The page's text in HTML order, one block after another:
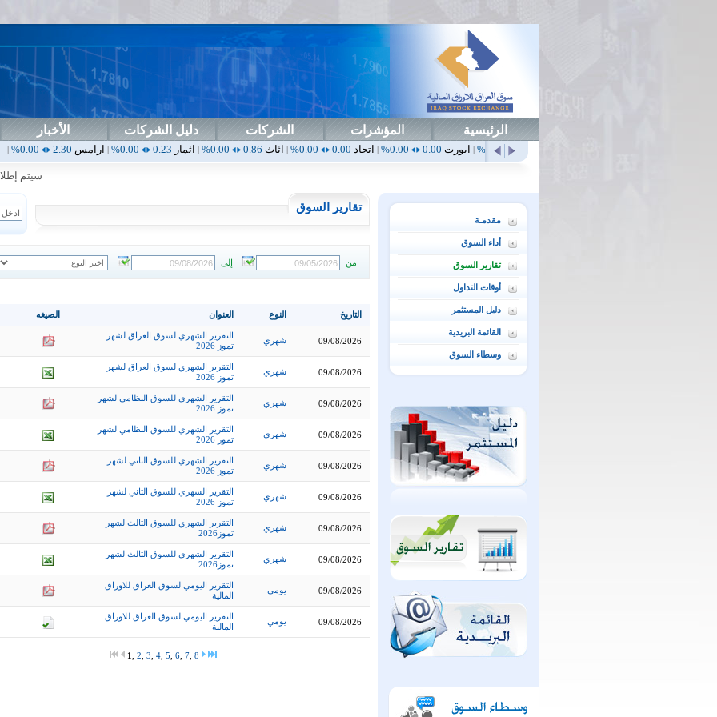
الرئيسية المؤشرات الشركات دليل الشركات الأخبار
ابورت 0.00
0.00%
|اتحاد0.00
0.00%
|اثاث0.86
|اثمار0.23
0.00%
|ارامس2.30
|اربيل 0.00%
سيتم إطلاق
مقدمـة
أداء السوق
تقارير السوق
أوقات التداول
دليل المستثمر
القائمة البريدية
وسطاء السوق
تقارير السوق
من إلى
الصيغه العنوان النوع التاريخ
التقرير الشهري لسوق العراق لشهر
تموز 2026
شهري 09/08/2026
التقرير الشهري لسوق العراق لشهر
تموز 2026
شهري 09/08/2026
التقرير الشهري للسوق النظامي لشهر
تموز 2026
شهري 09/08/2026
التقرير الشهري للسوق النظامي لشهر
تموز 2026
شهري 09/08/2026
التقرير الشهري للسوق الثاني لشهر
تموز 2026
شهري 09/08/2026
التقرير الشهري للسوق الثاني لشهر
تموز 2026
شهري 09/08/2026
التقرير الشهري للسوق الثالث لشهر
تموز2026
شهري 09/08/2026
التقرير الشهري للسوق الثالث لشهر
تموز2026
شهري 09/08/2026
التقرير اليومي لسوق العراق للاوراق
المالية
يومي 09/08/2026
التقرير اليومي لسوق العراق للاوراق
المالية
يومي 09/08/2026
1 2 3 4 5 6 7 8